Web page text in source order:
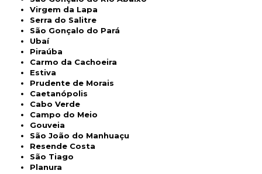
Virgem da Lapa
Serra do Salitre
São Gonçalo do Pará
Ubaí
Piraúba
Carmo da Cachoeira
Estiva
Prudente de Morais
Caetanópolis
Cabo Verde
Campo do Meio
Gouveia
São João do Manhuaçu
Resende Costa
São Tiago
Planura